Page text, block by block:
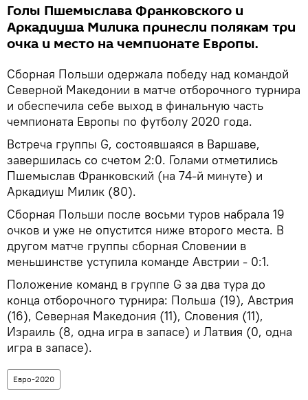
Голы Пшемыслава Франковского и
Аркадиуша Милика принесли полякам три
очка и место на чемпионате Европы.
Сборная Польши одержала победу над командой
Северной Македонии в матче отборочного турнира
и обеспечила себе выход в финальную часть
чемпионата Европы по футболу 2020 года.
Встреча группы G, состоявшаяся в Варшаве,
завершилась со счетом 2:0. Голами отметились
Пшемыслав Франковский (на 74-й минуте) и
Аркадиуш Милик (80).
Сборная Польши после восьми туров набрала 19
очков и уже не опустится ниже второго места. В
другом матче группы сборная Словении в
меньшинстве уступила команде Австрии - 0:1.
Положение команд в группе G за два тура до
конца отборочного турнира: Польша (19), Австрия
(16), Северная Македония (11), Словения (11),
Израиль (8, одна игра в запасе) и Латвия (0, одна
игра в запасе).
Евро-2020